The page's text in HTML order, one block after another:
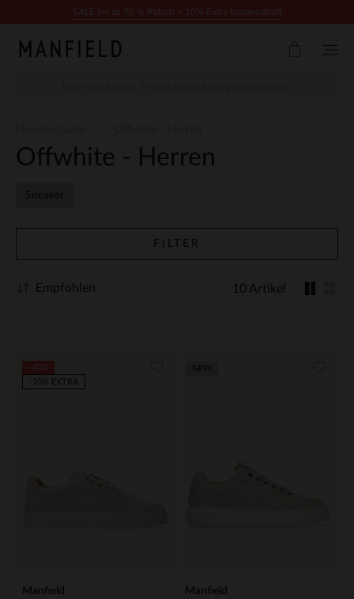
Offwhite - Herren
Sneaker
FILTER
10 Artikel
Empfohlen
Manfield
-10% EXTRA
Manfield